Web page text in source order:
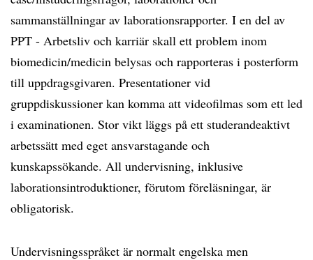
sammanställningar av laborationsrapporter. I en del av
PPT - Arbetsliv och karriär skall ett problem inom
biomedicin/medicin belysas och rapporteras i posterform
till uppdragsgivaren. Presentationer vid
gruppdiskussioner kan komma att videofilmas som ett led
i examinationen. Stor vikt läggs på ett studerandeaktivt
arbetssätt med eget ansvarstagande och
kunskapssökande. All undervisning, inklusive
laborationsintroduktioner, förutom föreläsningar, är
obligatorisk.
Undervisningsspråket är normalt engelska men